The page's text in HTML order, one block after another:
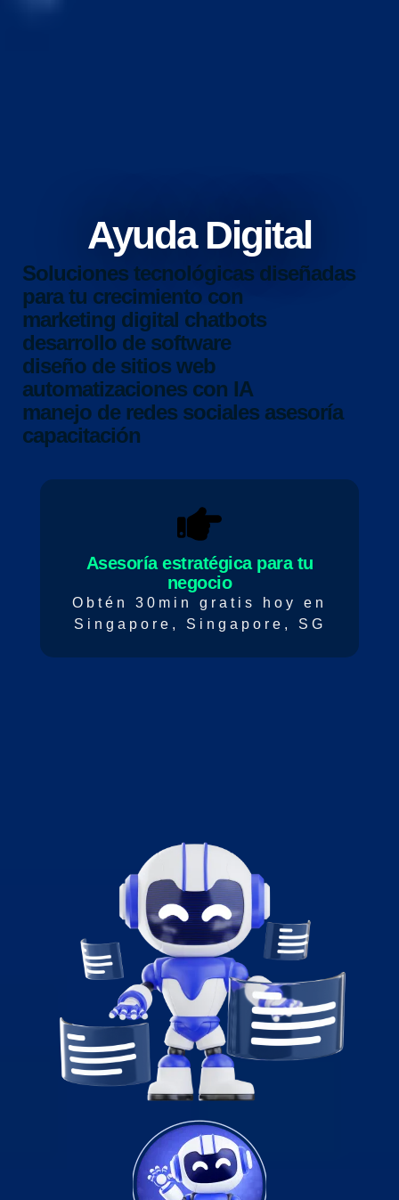
Ayuda Digital
Soluciones tecnológicas diseñadas
para tu crecimiento con
marketing digital chatbots
desarrollo de software
diseño de sitios web
automatizaciones con IA
manejo de redes sociales asesoría
capacitación
Asesoría estratégica para tu
negocio
Obtén 30min gratis hoy en
Singapore, Singapore, SG